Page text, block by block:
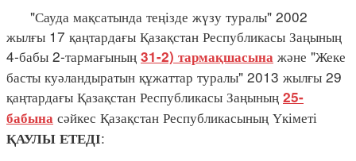
"Сауда мақсатында теңізде жүзу туралы" 2002
жылғы 17 қаңтардағы Қазақстан Республикасы Заңының
4-бабы 2-тармағының 31-2) тармақшасына және "Жеке
басты куәландыратын құжаттар туралы" 2013 жылғы 29
қаңтардағы Қазақстан Республикасы Заңының 25-
бабына сәйкес Қазақстан Республикасының Үкіметі
ҚАУЛЫ ЕТЕДІ: